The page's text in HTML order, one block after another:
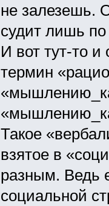
не залезешь.
судит лишь
И вот тут-то и
термин
Такое
взятое в
разным. Ведь
социальной